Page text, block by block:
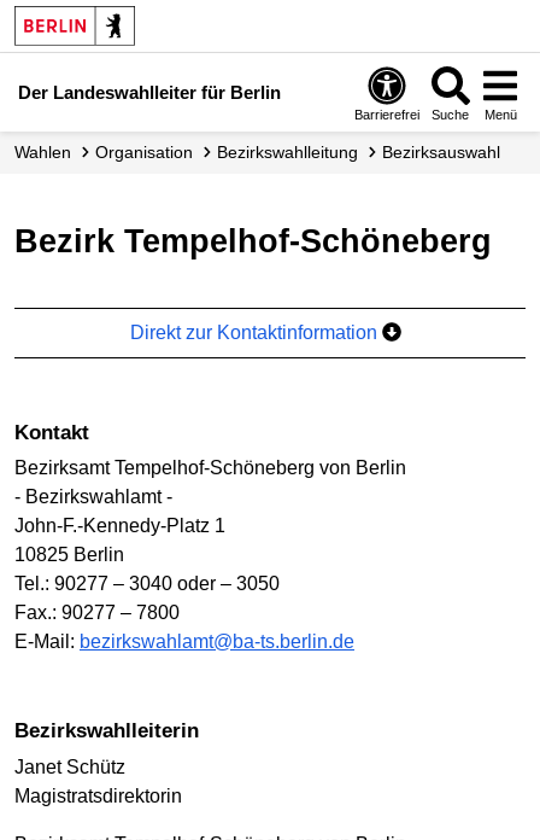
Der Landeswahlleiter für Berlin
Barrierefrei Suche Menü
Wahlen Organisation Bezirkswahl­leitung Bezirksauswahl
Bezirk Tempelhof-Schöneberg
Direkt zur Kontaktinformation
Kontakt
Bezirksamt Tempelhof-Schöneberg von Berlin
- Bezirkswahlamt -
John-F.-Kennedy-Platz 1
10825 Berlin
Tel.: 90277 – 3040 oder – 3050
Fax.: 90277 – 7800
E-Mail: bezirkswahlamt@ba-ts.berlin.de
Bezirkswahlleiterin
Janet Schütz
Magistratsdirektorin